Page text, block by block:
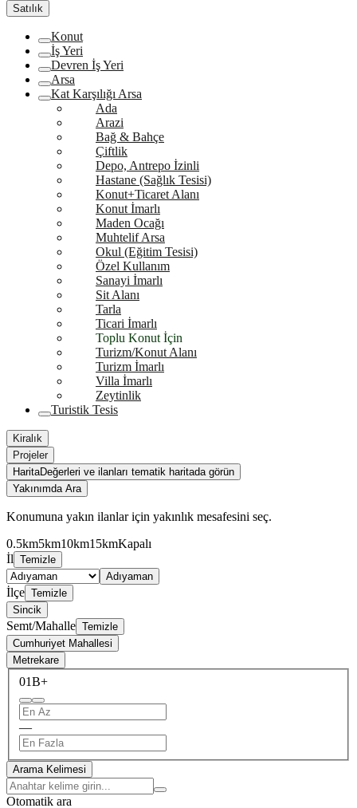
Satılık
Konut
İş Yeri
Devren İş Yeri
Arsa
Kat Karşılığı Arsa
Ada
Arazi
Bağ & Bahçe
Çiftlik
Depo, Antrepo İzinli
Hastane (Sağlık Tesisi)
Konut+Ticaret Alanı
Konut İmarlı
Maden Ocağı
Muhtelif Arsa
Okul (Eğitim Tesisi)
Özel Kullanım
Sanayi İmarlı
Sit Alanı
Tarla
Ticari İmarlı
Toplu Konut İçin
Turizm/Konut Alanı
Turizm İmarlı
Villa İmarlı
Zeytinlik
Turistik Tesis
Kiralık
Projeler
HaritaDeğerleri ve ilanları tematik haritada görün
Yakınımda Ara
Konumuna yakın ilanlar için yakınlık mesafesini seç.
0.5km5km10km15kmKapalı
İl Temizle
Adıyaman
İlçe Temizle
Sincik
Semt/Mahalle Temizle
Cumhuriyet Mahallesi
Metrekare
01B+
—
Arama Kelimesi
Otomatik ara